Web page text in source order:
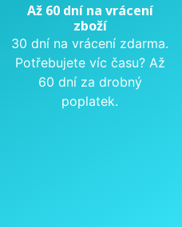
Až 60 dní na vrácení
zboží
30 dní na vrácení zdarma.
Potřebujete víc času? Až
60 dní za drobný
poplatek.